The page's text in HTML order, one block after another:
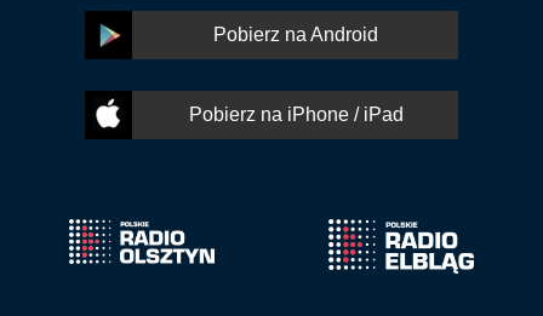
Pobierz na Android
Pobierz na iPhone / iPad